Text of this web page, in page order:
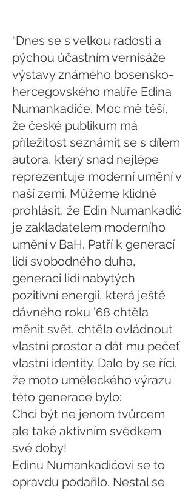
“Dnes se s velkou radosti a
pýchou účastním vernisáže
výstavy známého bosensko-
hercegovského malíře Edina
Numankadiće. Moc mě těší,
že české publikum má
příležitost seznámit se s dílem
autora, který snad nejlépe
reprezentuje moderní umění v
naší zemi. Můžeme klidně
prohlásit, že Edin Numankadić
je zakladatelem moderního
umění v BaH. Patří k generací
lidí svobodného duha,
generaci lidí nabytých
pozitivní energii, která ještě
dávného roku ’68 chtěla
měnit svět, chtěla ovládnout
vlastní prostor a dát mu pečeť
vlastní identity. Dalo by se říci,
že moto uměleckého výrazu
této generace bylo:
Chci být ne jenom tvůrcem
ale také aktivním svědkem
své doby!
Edinu Numankadićovi se to
opravdu podařilo. Nestal se